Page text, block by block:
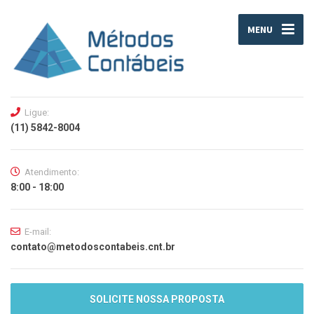
MENU
Ligue:
(11) 5842-8004
Atendimento:
8:00 - 18:00
E-mail:
contato@metodoscontabeis.cnt.br
SOLICITE NOSSA PROPOSTA